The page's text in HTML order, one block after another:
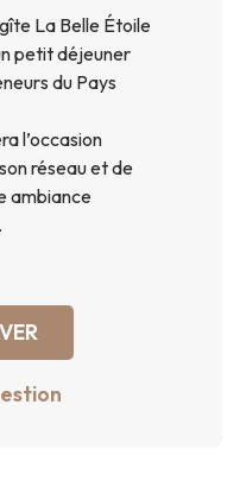
La Belle Étoile
petit déjeuner
du Pays
l’occasion
réseau et de
ambiance